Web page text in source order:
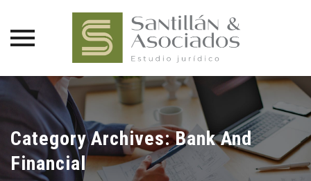
Saltar
contenido
Category Archives:Bank And
Financial